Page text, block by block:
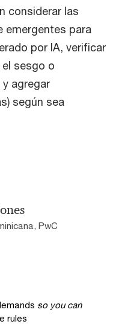
considerar las
emergentes para
por IA, verificar
sesgo o
agregar
según sea
PwC
so you can
rules